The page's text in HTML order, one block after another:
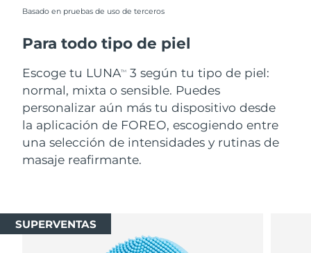
Basado en pruebas de uso de terceros
Para todo tipo de piel
Escoge tu LUNATM
3 según tu tipo de piel:
normal, mixta o sensible. Puedes
personalizar aún más tu dispositivo desde
la aplicación de FOREO, escogiendo entre
una selección de intensidades y rutinas de
masaje reafirmante.
SUPERVENTAS